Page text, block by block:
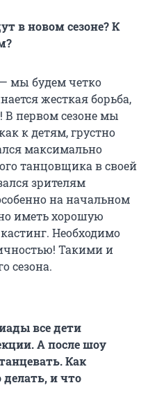
в новом сезоне? К
мы будем четко
жесткая борьба,
В первом сезоне мы
к детям, грустно
максимально
танцовщика в своей
зрителям
на начальном
иметь хорошую
Необходимо
Такими и
сезона.
все дети
А после шоу
Как
делать, и что